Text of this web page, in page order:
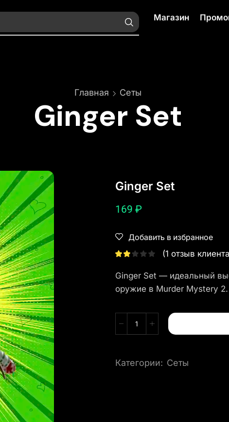
Магазин
Главная Сеты
Ginger Set
Ginger Set
169 ₽
Добавить в избранное
(1 отзыв
Ginger Set — идеальный
оружие в Murder Mystery 2.
Категории: Сеты